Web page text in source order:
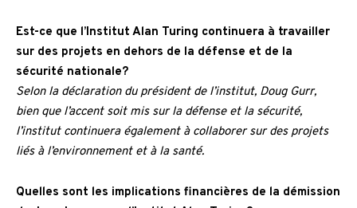
Est-ce que l’Institut Alan Turing continuera à travailler
sur des projets en dehors de la défense et de la
sécurité nationale?
Selon la déclaration du président de l’institut, Doug Gurr,
bien que l’accent soit mis sur la défense et la sécurité,
l’institut continuera également à collaborer sur des projets
liés à l’environnement et à la santé.
Quelles sont les implications financières de la démission